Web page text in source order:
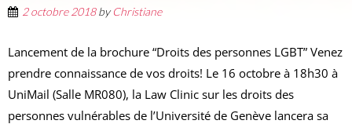
2 octobre 2018byChristiane
Lancement de la brochure “Droits des personnes LGBT” Venez
prendre connaissance de vos droits! Le 16 octobre à 18h30 à
UniMail (Salle MR080), la Law Clinic sur les droits des
personnes vulnérables de l’Université de Genève lancera sa